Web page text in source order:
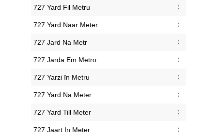
‎727 Yard Fil Metru
‎727 Yard Naar Meter
‎727 Jard Na Metr
‎727 Jarda Em Metro
‎727 Yarzi în Metru
‎727 Yard Na Meter
‎727 Yard Till Meter
‎727 Jaart In Meter